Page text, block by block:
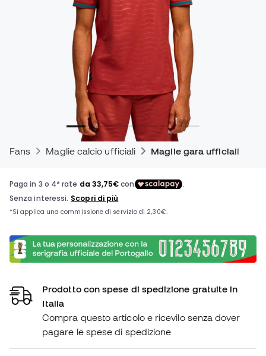
Fans Maglie calcio ufficiali Maglie gara ufficiali
Prodotto con spese di spedizione gratuite in
Italia
Compra questo articolo e ricevilo senza dover
pagare le spese di spedizione